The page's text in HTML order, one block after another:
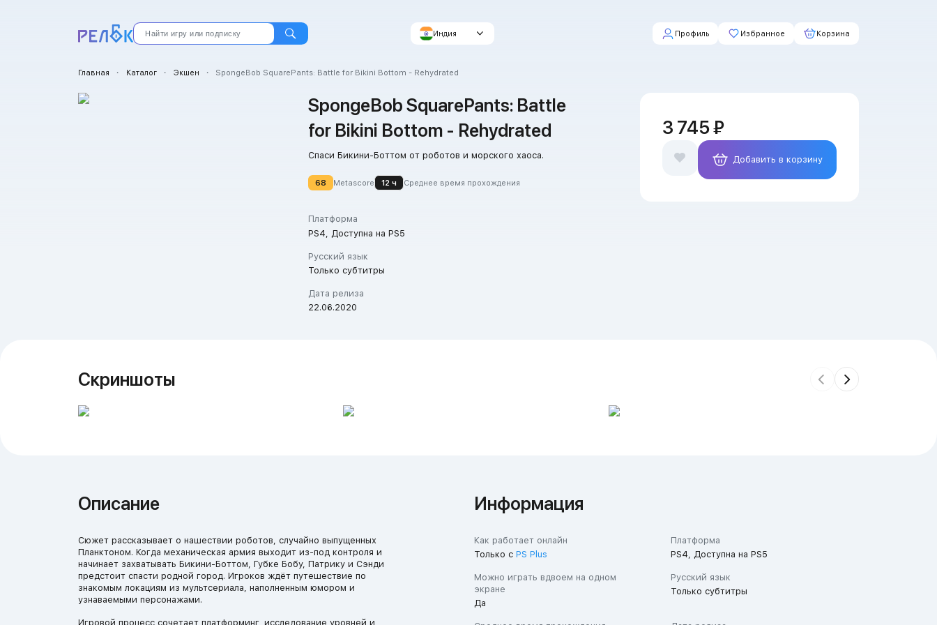
Индия Профиль Избранное Корзина
Главная ・ Каталог ・ Экшен ・ SpongeBob SquarePants: Battle for Bikini Bottom - Rehydrated
SpongeBob SquarePants: Battle
for Bikini Bottom - Rehydrated
Спаси Бикини-Боттом от роботов и морского хаоса.
68 Metascore 12 ч Среднее время прохождения
Платформа
PS4, Доступна на PS5
Русский язык
Только субтитры
Дата релиза
22.06.2020
3 745 ₽
Добавить в корзину
Скриншоты
Описание
Сюжет рассказывает о нашествии роботов, случайно выпущенных
Планктоном. Когда механическая армия выходит из-под контроля и
начинает захватывать Бикини-Боттом, Губке Бобу, Патрику и Сэнди
предстоит спасти родной город. Игроков ждёт путешествие по
знакомым локациям из мультсериала, наполненным юмором и
узнаваемыми персонажами.
Игровой процесс сочетает платформинг, исследование уровней и
Информация
Как работает онлайн
Только с PS Plus
Платформа
PS4, Доступна на PS5
Можно играть вдвоем на одном
экране
Да
Русский язык
Только субтитры